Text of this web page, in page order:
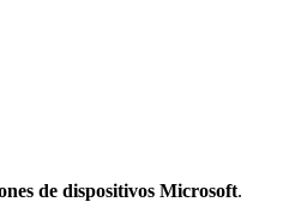
de dispositivos Microsoft.